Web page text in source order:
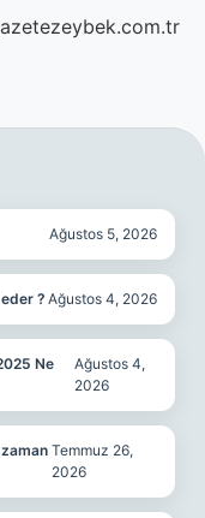
Ağustos 5, 2026
? Ağustos 4, 2026
Ne
Ağustos 4,
2026
Temmuz 26,
2026